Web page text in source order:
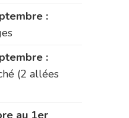
:
:
(2 allées